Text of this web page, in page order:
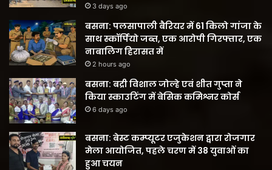
3 days ago
बसना: पलसापाली बैरियर में 61 किलो गांजा के
साथ स्कॉर्पियो जब्त, एक आरोपी गिरफ्तार, एक
नाबालिग हिरासत में
2 hours ago
बसना: बद्री विशाल जोल्हे एवं शीत गुप्ता ने
किया स्काउटिंग में बेसिक कमिश्नर कोर्स
6 days ago
बसना: बेस्ट कम्प्यूटर एजुकेशन द्वारा रोजगार
मेला आयोजित, पहले चरण में 38 युवाओं का
हुआ चयन